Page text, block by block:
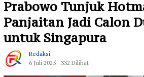
Prabowo Tunjuk
Panjaitan Jadi Calon
untuk Singapura
Redaksi
6 Juli 2025
332 Dilihat